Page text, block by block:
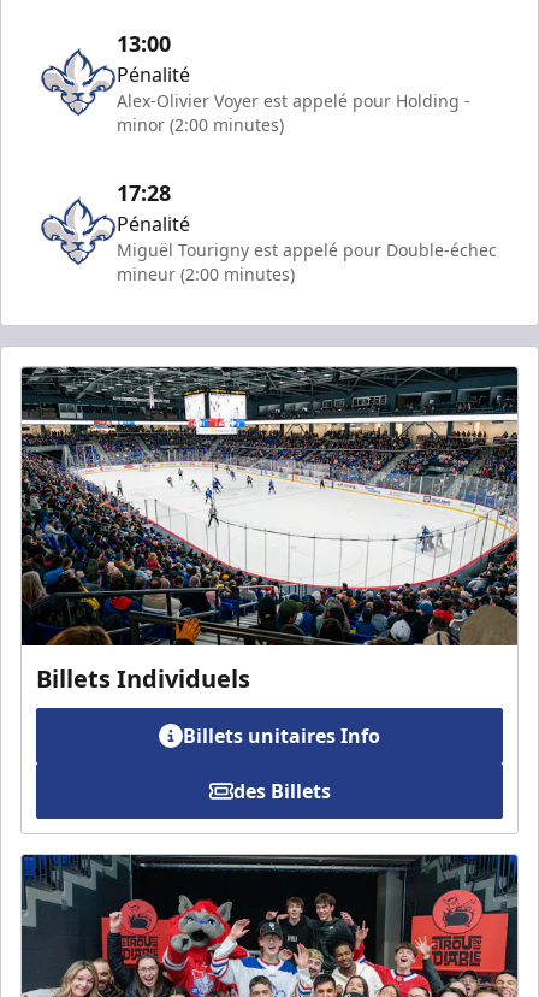
13:00
Pénalité
Alex-Olivier Voyer est appelé pour Holding -
minor (2:00 minutes)
17:28
Pénalité
Miguël Tourigny est appelé pour Double-échec
mineur (2:00 minutes)
Billets Individuels
Billets unitaires Info
des Billets